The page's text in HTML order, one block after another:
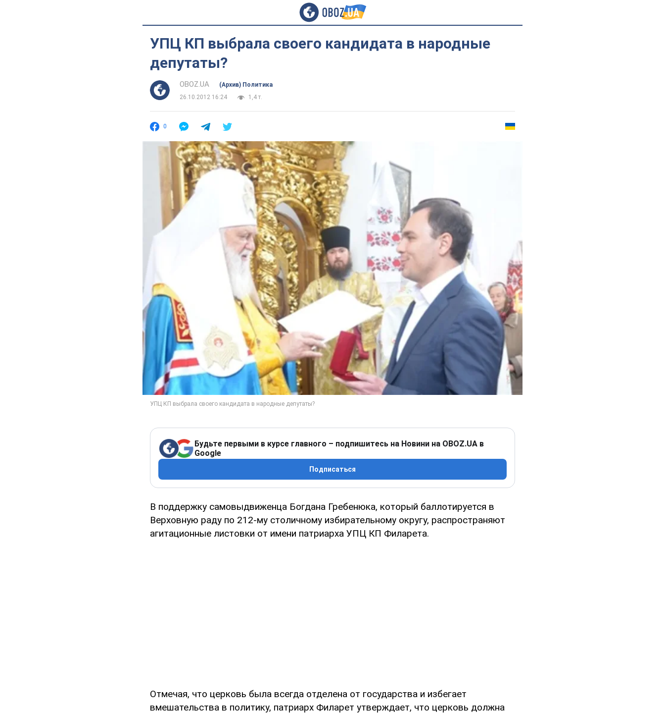
УПЦ КП выбрала своего кандидата в народные
депутаты?
OBOZ.UA
(Архив) Политика
26.10.2012 16:24
1,4 т.
0
Будьте первыми в курсе главного – подпишитесь на Новини на OBOZ.UA в
Google
Подписаться
В поддержку самовыдвиженца Богдана Гребенюка, который баллотируется в
Верховную раду по 212-му столичному избирательному округу, распространяют
агитационные листовки от имени патриарха УПЦ КП Филарета.
Отмечая, что церковь была всегда отделена от государства и избегает
вмешательства в политику, патриарх Филарет утверждает, что церковь должна